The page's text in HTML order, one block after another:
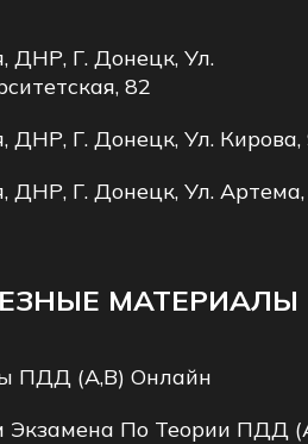
ДНР, Г. Донецк, Ул.
82
ДНР, Г. Донецк, Ул. Кирова,
ДНР, Г. Донецк, Ул. Артема,
МАТЕРИАЛЫ
ПДД (A,B) Онлайн
Экзамена По Теории ПДД